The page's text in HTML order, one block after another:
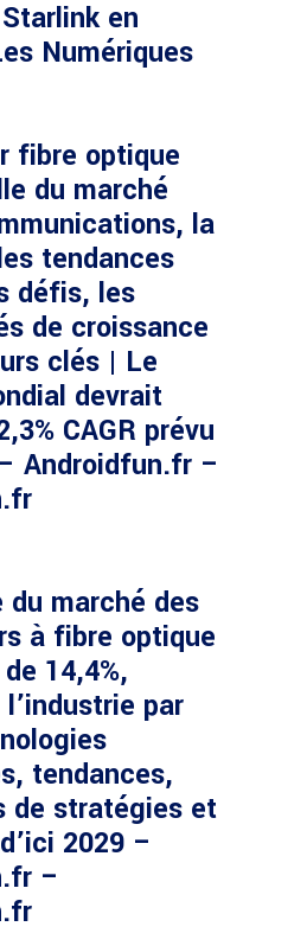
en
Numériques
fibre optique
du marché
la
tendances
défis, les
de croissance
clés | Le
devrait
CAGR prévu
Androidfun.fr –
du marché des
à fibre optique
14,4%,
par
tendances,
de stratégies et
2029 –
–